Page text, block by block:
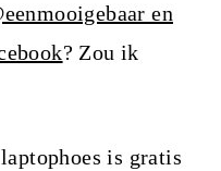
en
? Zou ik
is gratis